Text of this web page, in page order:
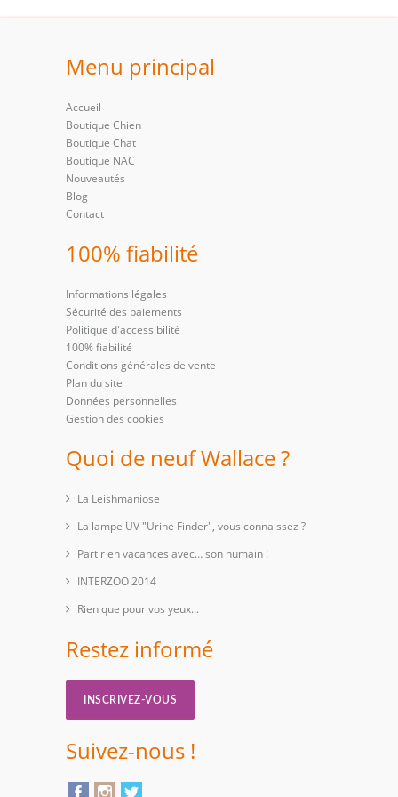
Menu principal
Accueil
Boutique Chien
Boutique Chat
Boutique NAC
Nouveautés
Blog
Contact
100% fiabilité
Informations légales
Sécurité des paiements
Politique d'accessibilité
100% fiabilité
Conditions générales de vente
Plan du site
Données personnelles
Gestion des cookies
Quoi de neuf Wallace ?
La Leishmaniose
La lampe UV "Urine Finder", vous connaissez ?
Partir en vacances avec… son humain !
INTERZOO 2014
Rien que pour vos yeux...
Restez informé
INSCRIVEZ-VOUS
Suivez-nous !